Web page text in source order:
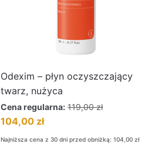
Odexim – płyn oczyszczający
twarz, nużyca
Cena regularna: 119,00zł
104,00 zł
Najniższa cena z 30 dni przed obniżką: 104,00 zł